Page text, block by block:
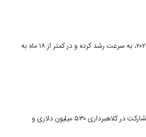
حجم معاملات تجمعی ETFهای بیت‌کوین در بازار آمریکا از زمان عرضه در ژانویه ۲۰۲۴، به سرعت رشد کرده و در کمتر از ۱۸ ماه به
دادستان‌های فدرال نیویورک مدیرعامل روسی پلتفرم کریپتویی ایویتا را به اتهام مشارکت در کلاهبرداری ۵۳۰ میلیون دلاری و